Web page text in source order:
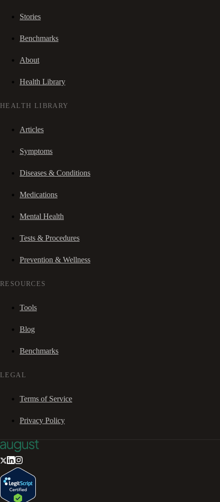
Stories
Benchmarks
About
Health Library
HEALTH LIBRARY
Articles
Symptoms
Diseases & Conditions
Medications
Mental Health
Tests & Procedures
Prevention & Wellness
RESOURCES
Tools
Blog
Benchmarks
LEGAL
Terms of Service
Privacy Policy